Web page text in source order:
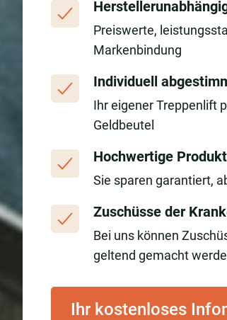
Preiswerte,
Markenbindung
Individuell
Ihr eigener Treppenlift
Geldbeutel
Hochwertige
Sie sparen garantiert,
Zuschüsse der
Bei uns können
geltend gemacht
Ihr kostenloses